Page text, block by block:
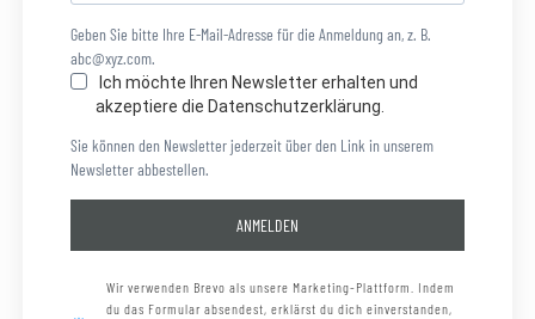
Geben Sie bitte Ihre E-Mail-Adresse für die Anmeldung an, z. B.
abc@xyz.com.
Ich möchte Ihren Newsletter erhalten und
akzeptiere die Datenschutzerklärung.
Sie können den Newsletter jederzeit über den Link in unserem
Newsletter abbestellen.
ANMELDEN
Wir verwenden Brevo als unsere Marketing-Plattform. Indem
du das Formular absendest, erklärst du dich einverstanden,